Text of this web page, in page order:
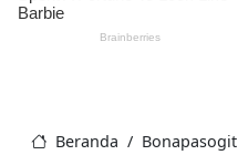
Beranda Bonapasogit